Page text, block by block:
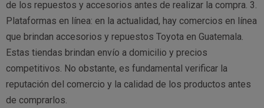
de los repuestos y accesorios antes de realizar la compra. 3.
Plataformas en línea: en la actualidad, hay comercios en línea
que brindan accesorios y repuestos Toyota en Guatemala.
Estas tiendas brindan envío a domicilio y precios
competitivos. No obstante, es fundamental verificar la
reputación del comercio y la calidad de los productos antes
de comprarlos.